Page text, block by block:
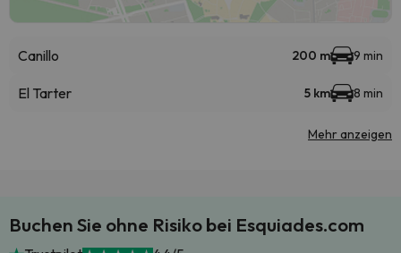
Canillo 200 m 9 min
El Tarter 5 km 8 min
Mehr anzeigen
Buchen Sie ohne Risiko bei Esquiades.com